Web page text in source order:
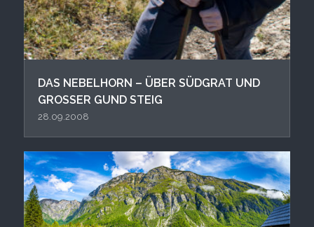
DAS NEBELHORN – ÜBER SÜDGRAT UND
GROSSER GUND STEIG
28.09.2008